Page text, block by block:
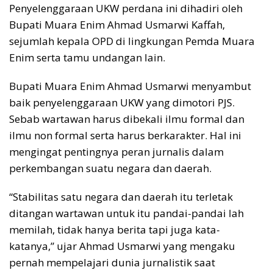
Penyelenggaraan UKW perdana ini dihadiri oleh
Bupati Muara Enim Ahmad Usmarwi Kaffah,
sejumlah kepala OPD di lingkungan Pemda Muara
Enim serta tamu undangan lain.
Bupati Muara Enim Ahmad Usmarwi menyambut
baik penyelenggaraan UKW yang dimotori PJS.
Sebab wartawan harus dibekali ilmu formal dan
ilmu non formal serta harus berkarakter. Hal ini
mengingat pentingnya peran jurnalis dalam
perkembangan suatu negara dan daerah.
“Stabilitas satu negara dan daerah itu terletak
ditangan wartawan untuk itu pandai-pandai lah
memilah, tidak hanya berita tapi juga kata-
katanya,” ujar Ahmad Usmarwi yang mengaku
pernah mempelajari dunia jurnalistik saat